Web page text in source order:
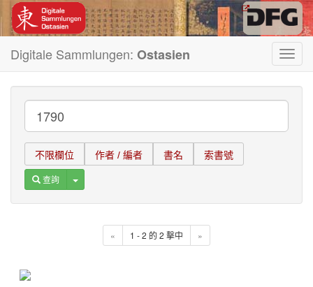
Digitale Sammlungen: Ostasien
不限欄位 作者 / 編者 書名 索書號
查詢 Toggle Dropdown
« 1 - 2 的 2 擊中 »